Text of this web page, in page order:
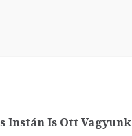
Instán Is Ott Vagyunk